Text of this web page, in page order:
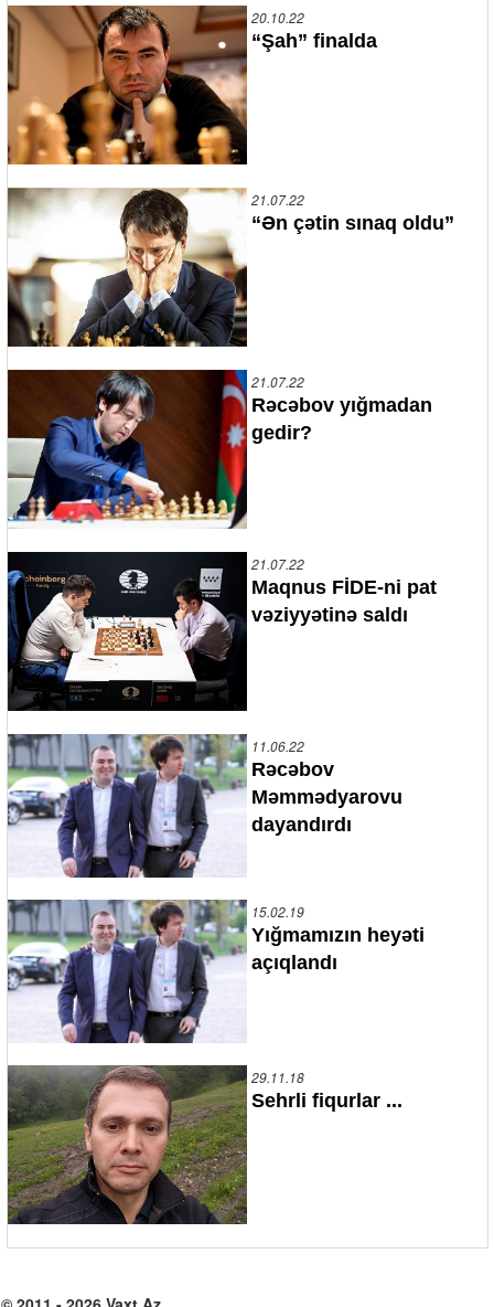
20.10.22
“Şah” finalda
21.07.22
“Ən çətin sınaq oldu”
21.07.22
Rəcəbov yığmadan
gedir?
21.07.22
Maqnus FİDE-ni pat
vəziyyətinə saldı
11.06.22
Rəcəbov
Məmmədyarovu
dayandırdı
15.02.19
Yığmamızın heyəti
açıqlandı
29.11.18
Sehrli fiqurlar ...